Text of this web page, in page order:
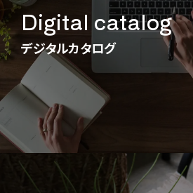
Digital catalog
デジタルカタログ